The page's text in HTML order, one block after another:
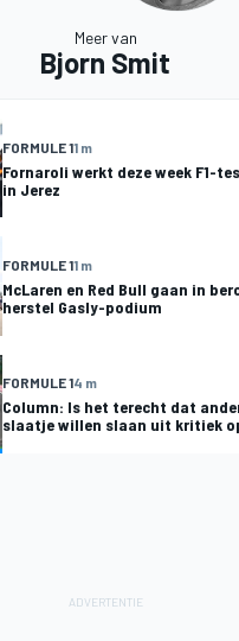
Meer van
Bjorn Smit
FORMULE 11 m
Fornaroli werkt deze week F1-
in Jerez
FORMULE 11 m
McLaren en Red Bull gaan in
herstel Gasly-podium
FORMULE 14 m
Column: Is het terecht dat
slaatje willen slaan uit kritiek